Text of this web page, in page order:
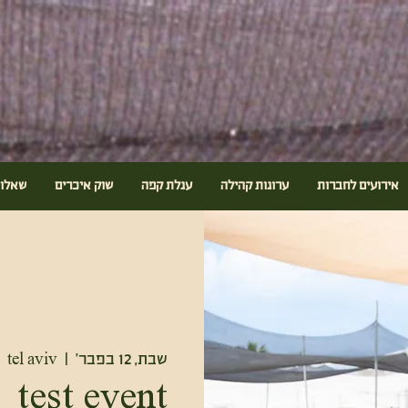
אירועים לחברות ערוגות קהילה עגלת קפה שוק איכרים
שבת, 12 בפבר׳ tel aviv
test event